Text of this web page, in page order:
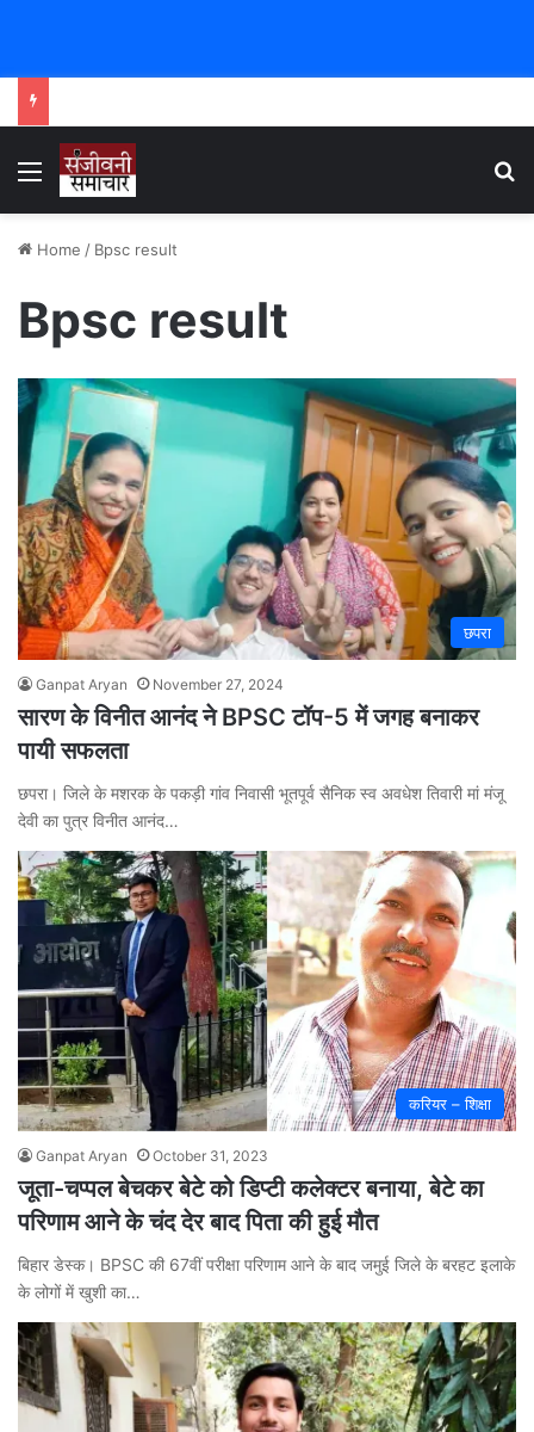
Menu
Home / Bpsc result
Bpsc result
छपरा
Ganpat Aryan November 27, 2024
सारण के विनीत आनंद ने BPSC टॉप-5 में जगह बनाकर
पायी सफलता
छपरा। जिले के मशरक के पकड़ी गांव निवासी भूतपूर्व सैनिक स्व अवधेश तिवारी मां मंजू
देवी का पुत्र विनीत आनंद…
करियर – शिक्षा
Ganpat Aryan October 31, 2023
जूता-चप्‍पल बेचकर बेटे को डिप्‍टी कलेक्‍टर बनाया, बेटे का
परिणाम आने के चंद देर बाद पिता की हुई मौत
बिहार डेस्क। BPSC की 67वीं परीक्षा परिणाम आने के बाद जमुई जिले के बरहट इलाके
के लोगों में खुशी का…